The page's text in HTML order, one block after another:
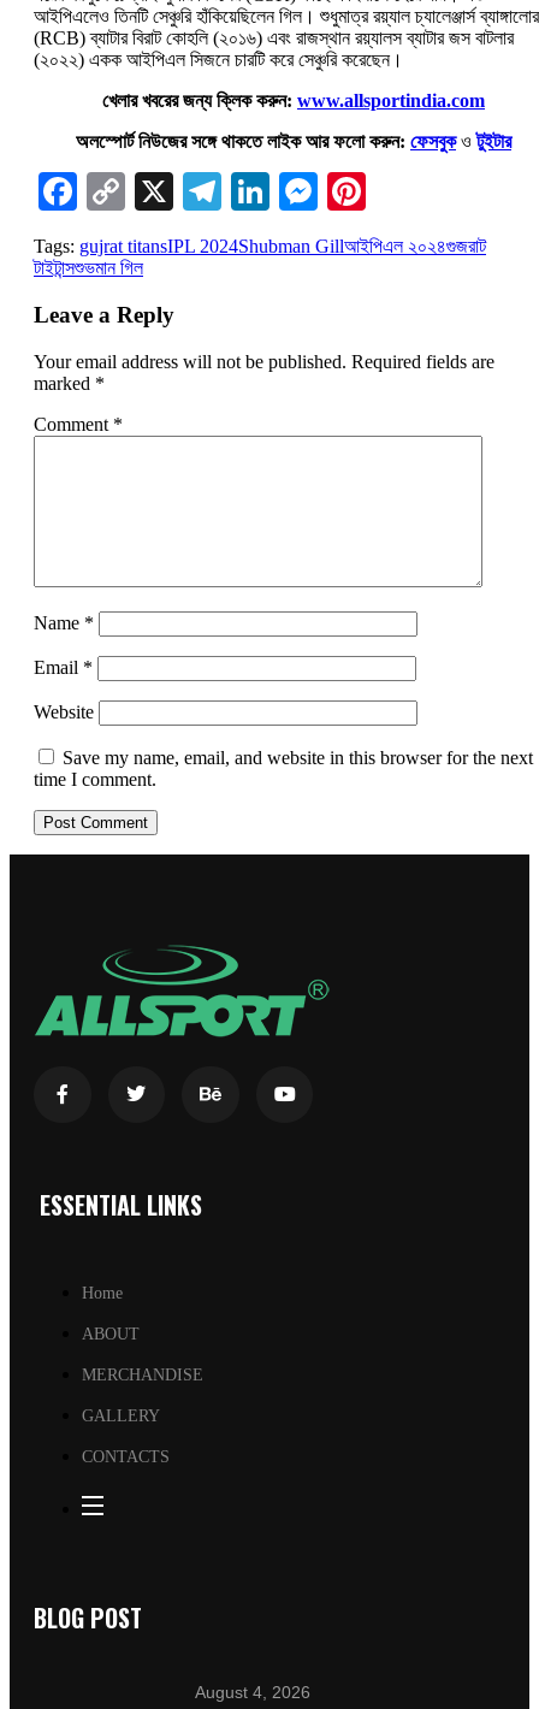
আইপিএলেও তিনটি সেঞ্চুরি হাঁকিয়েছিলেন গিল। শুধুমাত্র রয়্যাল চ্যালেঞ্জার্স ব্যাঙ্গালোর
(RCB) ব্যাটার বিরাট কোহলি (২০১৬) এবং রাজস্থান রয়্যালস ব্যাটার জস বাটলার
(২০২২) একক আইপিএল সিজনে চারটি করে সেঞ্চুরি করেছেন।
খেলার খবরের জন্য ক্লিক করুন: www.allsportindia.com
অলস্পোর্ট নিউজের সঙ্গে থাকতে লাইক আর ফলো করুন: ফেসবুকওটুইটার
Facebook
Copy
Link
X Telegram
LinkedIn
Messenger
Tags: gujrat titansIPL 2024Shubman Gillআইপিএল ২০২৪গুজরাট
টাইটান্সশুভমান গিল
Leave a Reply
Your email address will not be published. Required fields are
marked *
Comment *
Name *
Email *
Website
Save my name, email, and website in this browser for the next
time I comment.
ESSENTIAL LINKS
Home
ABOUT
MERCHANDISE
GALLERY
CONTACTS
BLOG POST
August 4, 2026